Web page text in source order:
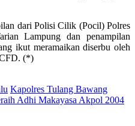
dari Polisi Cilik (Pocil) Polres
Lampung dan penampilan
ikut meramaikan diserbu oleh
(*)
Kapolres Tulang Bawang
Adhi Makayasa Akpol 2004